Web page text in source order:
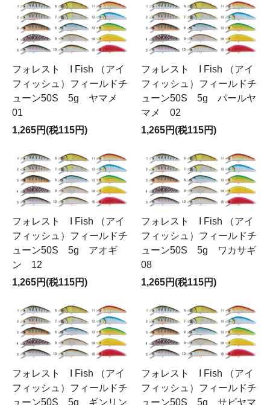
フォレスト I Fish （アイ
フィッシュ）フィールドチ
ューン50S 5g ヤマメ
01
1,265円(税115円)
フォレスト I Fish （アイ
フィッシュ）フィールドチ
ューン50S 5g パールヤ
マメ 02
1,265円(税115円)
フォレスト I Fish （アイ
フィッシュ）フィールドチ
ューン50S 5g アオギ
ン 12
1,265円(税115円)
フォレスト I Fish （アイ
フィッシュ）フィールドチ
ューン50S 5g ワカサギ
08
1,265円(税115円)
フォレスト I Fish （アイ
フィッシュ）フィールドチ
ューン50S 5g ギンリン
フォレスト I Fish （アイ
フィッシュ）フィールドチ
ューン50S 5g サビヤマ